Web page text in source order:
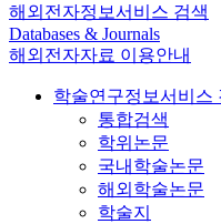
해외전자정보서비스 검색
Databases & Journals
해외전자자료 이용안내
학술연구정보서비스
통합검색
학위논문
국내학술논문
해외학술논문
학술지